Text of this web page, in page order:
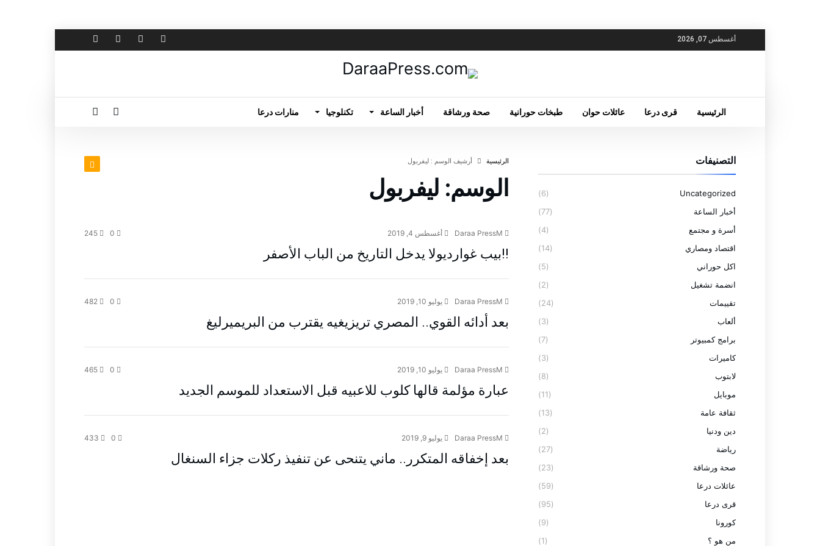
أغسطس 07, 2026
الرئيسية قرى درعا عائلات حوان طبخات حورانية صحة ورشاقة أخبار الساعة تكنلوجيا منارات درعا
‫الرئيسية‬ ‫أرشيف الوسم :‬ ليفربول
الوسم: ليفربول
أغسطس 4, 2019 245
!!بيب غوارديولا يدخل التاريخ من الباب الأصفر
يوليو 10, 2019 482
بعد أدائه القوي.. المصري تريزيغيه يقترب من البريميرليغ
يوليو 10, 2019 465
عبارة مؤلمة قالها كلوب للاعبيه قبل الاستعداد للموسم الجديد
يوليو 9, 2019 433
بعد إخفاقه المتكرر.. ماني يتنحى عن تنفيذ ركلات جزاء السنغال
التصنيفات
Uncategorized
(6)
أخبار الساعة
(77)
أسرة و مجتمع
(4)
اقتصاد ومصاري
(14)
اكل حوراني
(5)
انضمة تشغيل
(2)
تقييمات
(24)
ألعاب
(3)
برامج كمبيوتر
(7)
كاميرات
(3)
لابتوب
(8)
موبايل
(11)
ثقافة عامة
(13)
دين ودنيا
(2)
رياضة
(27)
صحة ورشاقة
(23)
عائلات درعا
(59)
قرى درعا
(95)
كورونا
(9)
من هو ؟
(1)